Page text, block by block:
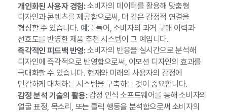
개인화된 사용자 경험:소비자의 데이터를 활용해 맞춤형
디자인과 콘텐츠를 제공함으로써, 더 깊은 감정적 연결을
형성할 수 있습니다. 예를 들어, 소비자의 과거 구매 이력과
선호도를 반영한 제품 추천 시스템이 그 예입니다.
즉각적인 피드백 반영:소비자의 반응을 실시간으로 분석해
디자인에 즉각적으로 반영함으로써, 이모션 디자인의 효과를
극대화할 수 있습니다. 현재와 미래의 사용자의 감정에
민감하게 대처하는 시스템을 구축하는 것이 중요합니다.
감정 분석 기술의 활용:감정 인식 소프트웨어를 통해 소비자의
얼굴 표정, 목소리, 또는 클릭 행동을 분석함으로써 소비자의